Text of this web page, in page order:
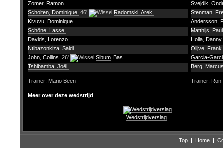
Zomer, Ramon
Scholten, Dominique 46'
Radomski, Arek
Kivuvu, Dominique
Schöne, Lasse
Davids, Lorenzo
Ntibazonkiza, Saidi
John, Collins 26'
Sibum, Bas
Tshibamba, Joël
Svejdik,
Stenman,
Andersson,
Matthijs,
Holla, Danny
Olijve, Frank
Garcia-
Berg,
Trainer: Mario Been Trainer: Ron
Meer over deze wedstrijd
Wedstrijdverslag
Top | Home |